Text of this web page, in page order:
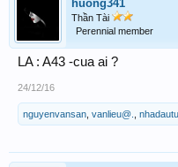
huong341
Thần Tài
Perennial member
LA : A43 -cua ai ?
24/12/16
nguyenvansan vanlieu@.